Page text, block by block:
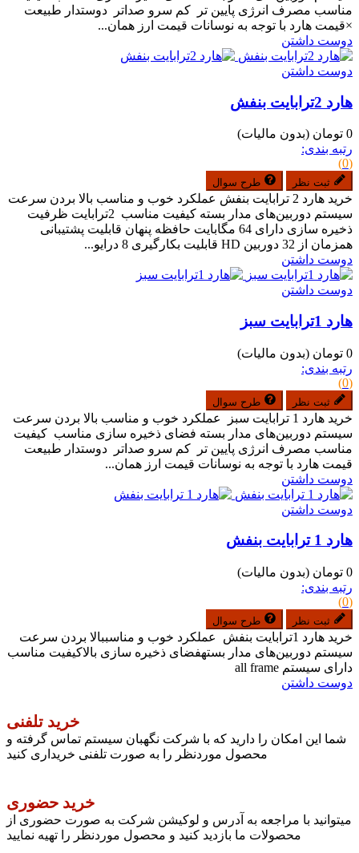
مناسب مصرف انرژی پایین تر کم سرو صداتر دوستدار طبیعت
×قیمت هارد با توجه به نوسانات قیمت ارز همان...
دوست داشتن
دوست داشتن
هارد 2ترابایت بنفش
0 تومان
(بدون مالیات)
رتبه بندی:
(0)
ثبت نظر طرح سوال
خرید هارد 2 ترابایت بنفش عملکرد خوب و مناسب بالا بردن سرعت
سیستم دوربین‌های مدار بسته کیفیت مناسب 2ترابایت ظرفیت
ذخیره سازی دارای 64 مگابایت حافظه پنهان قابلیت پشتیبانی
همزمان از 32 دوربین HD قابلیت بکارگیری 8 درایو...
دوست داشتن
دوست داشتن
هارد 1ترابایت سبز
0 تومان
(بدون مالیات)
رتبه بندی:
(0)
ثبت نظر طرح سوال
خرید هارد 1 ترابایت سبز عملکرد خوب و مناسب بالا بردن سرعت
سیستم دوربین‌های مدار بسته فضای ذخیره سازی مناسب کیفیت
مناسب مصرف انرژی پایین تر کم سرو صداتر دوستدار طبیعت
قیمت هارد با توجه به نوسانات قیمت ارز همان...
دوست داشتن
دوست داشتن
هارد 1 ترابایت بنفش
0 تومان
(بدون مالیات)
رتبه بندی:
(0)
ثبت نظر طرح سوال
خرید هارد 1ترابایت بنفش عملکرد خوب و مناسببالا بردن سرعت
سیستم دوربین‌های مدار بستهفضای ذخیره سازی بالاکیفیت مناسب
دارای سیستم all frame
دوست داشتن
خرید تلفنی
شما این امکان را دارید که با شرکت نگهبان سیستم تماس گرفته و
محصول موردنظر را به صورت تلفنی خریداری کنید
خرید حضوری
میتوانید با مراجعه به آدرس و لوکیشن شرکت به صورت حضوری از
محصولات ما بازدید کنید و محصول موردنظر را تهیه نمایید